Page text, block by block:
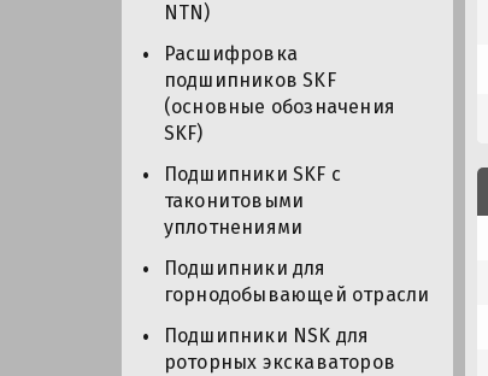
NTN)
Расшифровка
подшипников SKF
(основные обозначения
SKF)
Подшипники SKF с
таконитовыми
уплотнениями
Подшипники для
горнодобывающей отрасли
Подшипники NSK для
роторных экскаваторов